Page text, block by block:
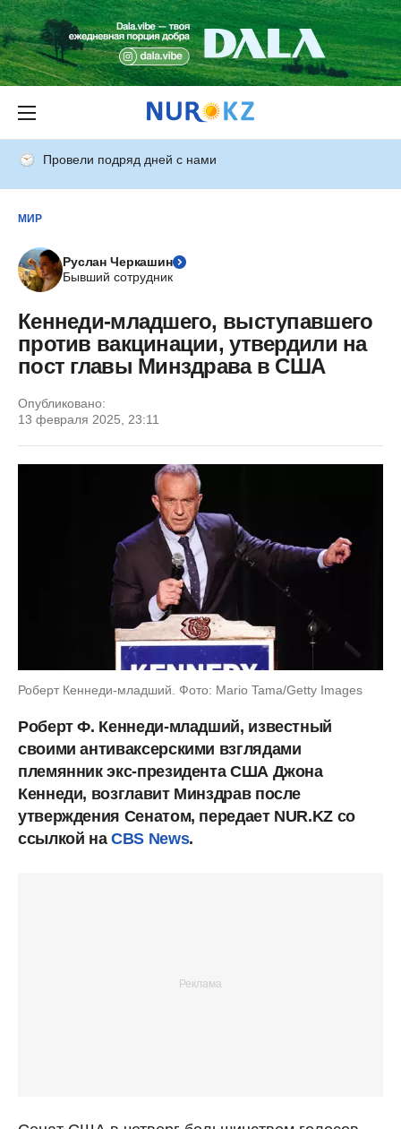
Провели подряд дней с нами
МИР
Руслан Черкашин
Бывший сотрудник
Кеннеди-младшего, выступавшего
против вакцинации, утвердили на
пост главы Минздрава в США
Опубликовано:
13 февраля 2025, 23:11
Роберт Кеннеди-младший. Фото: Mario Tama/Getty Images
Роберт Ф. Кеннеди-младший, известный
своими антиваксерскими взглядами
племянник экс-президента США Джона
Кеннеди, возглавит Минздрав после
утверждения Сенатом, передает NUR.KZ со
ссылкой наCBS News.